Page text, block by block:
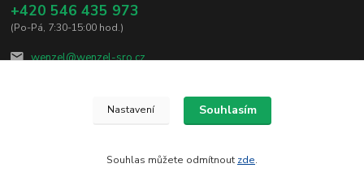
+420 546 435 973
(Po-Pá, 7:30-15:00 hod.)
wenzel@wenzel-sro.cz
Nastavení Souhlasím
Souhlas můžete odmítnout zde.